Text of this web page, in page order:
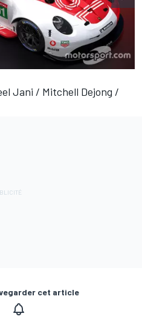
Jani / Mitchell Dejong /
cet article